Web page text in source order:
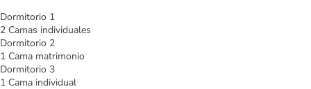
Dormitorio 1
2 Camas individuales
Dormitorio 2
1 Cama matrimonio
Dormitorio 3
1 Cama individual